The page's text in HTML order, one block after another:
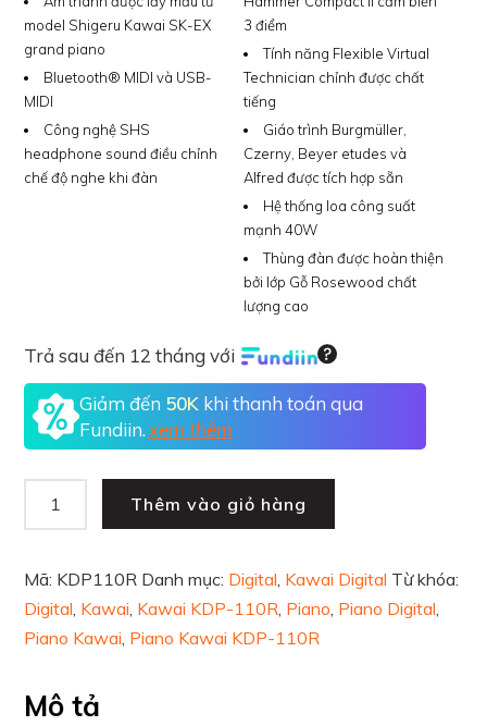
model Shigeru Kawai SK-EX
grand piano
Bluetooth® MIDI và USB-
MIDI
Công nghệ SHS
headphone sound điều chỉnh
chế độ nghe khi đàn
3 điểm
Tính năng Flexible Virtual
Technician chỉnh được chất
tiếng
Giáo trình Burgmüller,
Czerny, Beyer etudes và
Alfred được tích hợp sẵn
Hệ thống loa công suất
mạnh 40W
Thùng đàn được hoàn thiện
bởi lớp Gỗ Rosewood chất
lượng cao
Trả sau đến 12 tháng với
Giảm đến 50K khi thanh toán qua
Fundiin. xem thêm
Thêm vào giỏ hàng
Mã: KDP110R Danh mục: Digital, Kawai Digital Từ khóa:
Digital, Kawai, Kawai KDP-110R, Piano, Piano Digital,
Piano Kawai, Piano Kawai KDP-110R
Mô tả